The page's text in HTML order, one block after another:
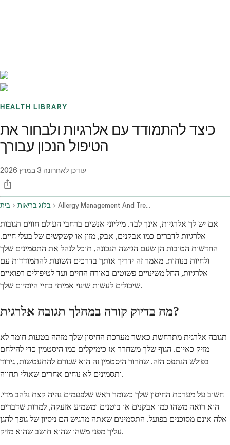
HEALTH LIBRARY
כיצד להתמודד עם אלרגיות ולבחור את
הטיפול הנכון עבורך
עודכן לאחרונה 3 במרץ 2026
בית בלוג בריאות Allergy Management And Treatment Options
אם יש לך אלרגיות, אינך לבד. מיליוני אנשים ברחבי העולם חווים תגובות
אלרגיות לדברים כמו אבקנים, אבק, מזון או קשקשים של בעלי חיים.
החדשות הטובות הן שעם הגישה הנכונה, תוכל לנהל את התסמינים שלך
ולחיות בנוחות. מאמר זה ידריך אותך בדרכים השונות להתמודדות עם
אלרגיות, החל משינויים פשוטים באורח החיים ועד לטיפולים רפואיים
שיכולים לעשות שינוי אמיתי בחיי היומיום שלך.
מה בדיוק קורה במהלך תגובה אלרגית?
תגובה אלרגית מתרחשת כאשר מערכת החיסון שלך מזהה בטעות חומר לא
מזיק כאיום. הגוף שלך משחרר אז כימיקלים כמו היסטמין כדי להילחם
בפולש הנתפס הזה. שחרור היסטמין זה הוא שגורם להתעטשות, גירוד
ותסמינים לא נוחים אחרים שאולי תחווה.
חשוב על מערכת החיסון שלך כשומר ראש שלפעמים נהיה קצת נלהב מדי.
הוא רואה משהו כמו אבקנים או בוטנים ומשמיע אזעקה, למרות שדברים
אלה אינם מסוכנים בפועל. התסמינים שאתה מרגיש הם ניסיון של גופך להגן
עליך מפני משהו שהוא חושב שהוא מזיק.